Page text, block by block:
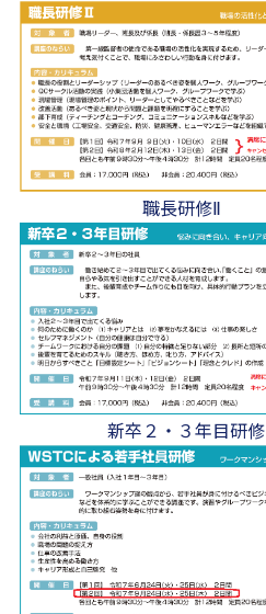
職長研修Ⅱ
新卒２・３年目研修